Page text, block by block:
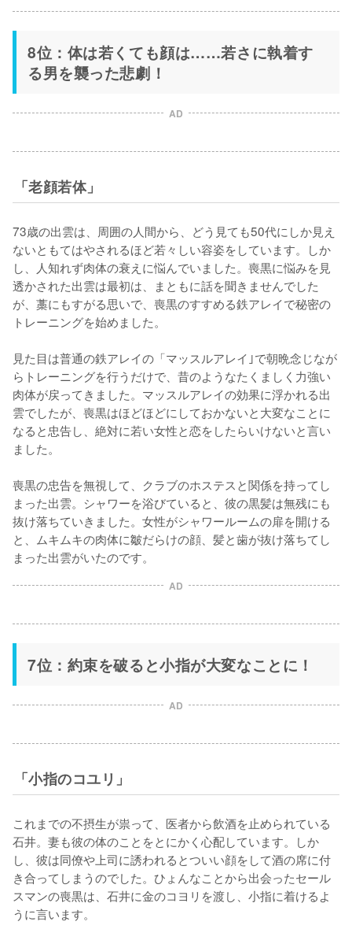
8位：体は若くても顔は……若さに執着す
る男を襲った悲劇！
AD
「老顔若体」
73歳の出雲は、周囲の人間から、どう見ても50代にしか見え
ないともてはやされるほど若々しい容姿をしています。しか
し、人知れず肉体の衰えに悩んでいました。喪黒に悩みを見
透かされた出雲は最初は、まともに話を聞きませんでした
が、藁にもすがる思いで、喪黒のすすめる鉄アレイで秘密の
トレーニングを始めました。
見た目は普通の鉄アレイの「マッスルアレイ｣で朝晩念じなが
らトレーニングを行うだけで、昔のようなたくましく力強い
肉体が戻ってきました。マッスルアレイの効果に浮かれる出
雲でしたが、喪黒はほどほどにしておかないと大変なことに
なると忠告し、絶対に若い女性と恋をしたらいけないと言い
ました。
喪黒の忠告を無視して、クラブのホステスと関係を持ってし
まった出雲。シャワーを浴びていると、彼の黒髪は無残にも
抜け落ちていきました。女性がシャワールームの扉を開ける
と、ムキムキの肉体に皺だらけの顔、髪と歯が抜け落ちてし
まった出雲がいたのです。
AD
7位：約束を破ると小指が大変なことに！
AD
「小指のコユリ」
これまでの不摂生が祟って、医者から飲酒を止められている
石井。妻も彼の体のことをとにかく心配しています。しか
し、彼は同僚や上司に誘われるとついい顔をして酒の席に付
き合ってしまうのでした。ひょんなことから出会ったセール
スマンの喪黒は、石井に金のコヨリを渡し、小指に着けるよ
うに言います。